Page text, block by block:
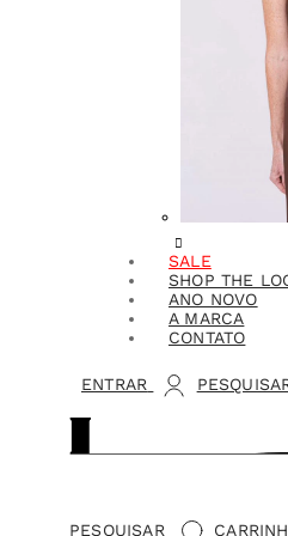
SALE
SHOP THE
ANO NOVO
A MARCA
CONTATO
ENTRAR
PESQUISAR